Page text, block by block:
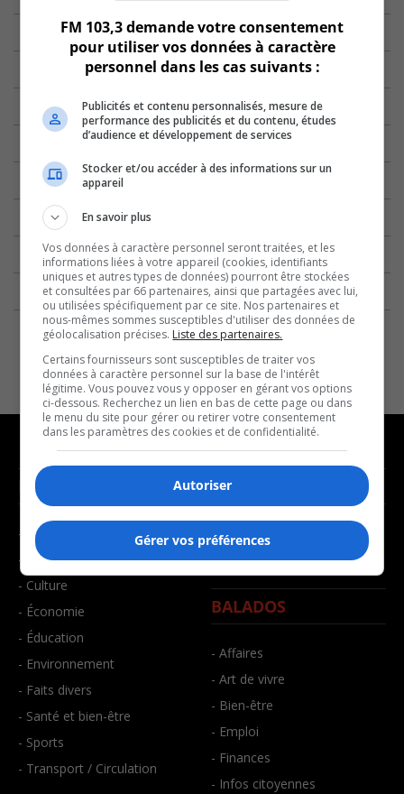
NOUVELLES
- Affaires municipales
- Communauté / Social
- Culture
- Économie
- Éducation
- Environnement
- Faits divers
- Santé et bien-être
- Sports
- Transport / Circulation
MUSIQUE
- Décompte franco
- Joué récemment
BALADOS
- Affaires
- Art de vivre
- Bien-être
- Emploi
- Finances
- Infos citoyennes
FM 103,3 demande votre consentement
pour utiliser vos données à caractère
personnel dans les cas suivants :
Publicités et contenu personnalisés, mesure de
performance des publicités et du contenu, études
d’audience et développement de services
Stocker et/ou accéder à des informations sur un
appareil
En savoir plus
Vos données à caractère personnel seront traitées, et les
informations liées à votre appareil (cookies, identifiants
uniques et autres types de données) pourront être stockées
et consultées par 66 partenaires, ainsi que partagées avec lui,
ou utilisées spécifiquement par ce site. Nos partenaires et
nous-mêmes sommes susceptibles d'utiliser des données de
géolocalisation précises. Liste des partenaires.
Certains fournisseurs sont susceptibles de traiter vos
données à caractère personnel sur la base de l'intérêt
légitime. Vous pouvez vous y opposer en gérant vos options
ci-dessous. Recherchez un lien en bas de cette page ou dans
le menu du site pour gérer ou retirer votre consentement
dans les paramètres des cookies et de confidentialité.
Autoriser
Gérer vos préférences